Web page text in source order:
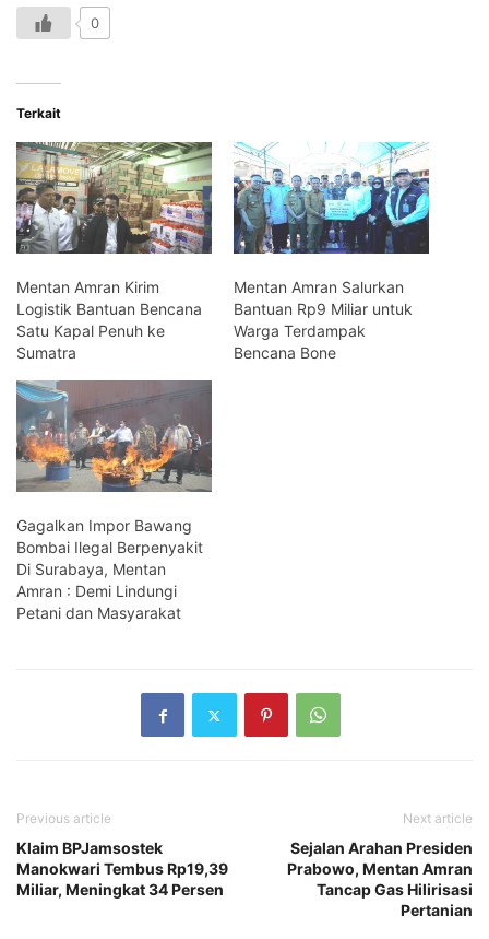
0
Terkait
Mentan Amran Kirim
Logistik Bantuan Bencana
Satu Kapal Penuh ke
Sumatra
Mentan Amran Salurkan
Bantuan Rp9 Miliar untuk
Warga Terdampak
Bencana Bone
Gagalkan Impor Bawang
Bombai Ilegal Berpenyakit
Di Surabaya, Mentan
Amran : Demi Lindungi
Petani dan Masyarakat
Previous article
Klaim BPJamsostek
Manokwari Tembus Rp19,39
Miliar, Meningkat 34 Persen
Next article
Sejalan Arahan Presiden
Prabowo, Mentan Amran
Tancap Gas Hilirisasi
Pertanian